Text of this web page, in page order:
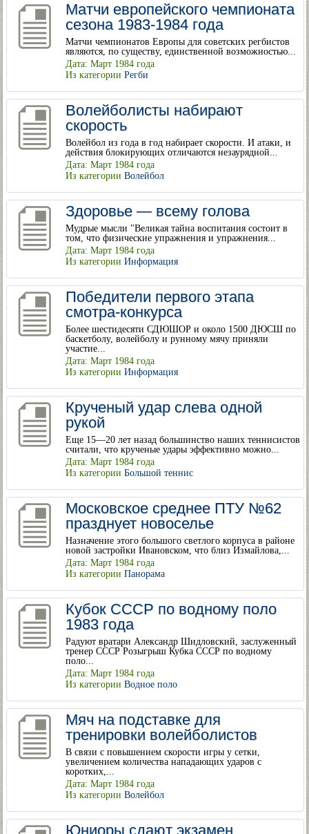
Матчи европейского чемпионата
сезона 1983-1984 года
Матчи чемпионатов Европы для советских регбистов
являются, по существу, единственной возможностью...
Дата: Март 1984 года
Из категории Регби
Волейболисты набирают
скорость
Волейбол из года в год набирает скорости. И атаки, и
действия блокирующих отличаются незаурядной...
Дата: Март 1984 года
Из категории Волейбол
Здоровье — всему голова
Мудрые мысли "Великая тайна воспитания состоит в
том, что физические упражнения и упражнения...
Дата: Март 1984 года
Из категории Информация
Победители первого этапа
смотра-конкурса
Более шестидесяти СДЮШОР и около 1500 ДЮСШ по
баскетболу, волейболу и рунному мячу приняли
участие...
Дата: Март 1984 года
Из категории Информация
Крученый удар слева одной
рукой
Еще 15—20 лет назад большинство наших теннисистов
считали, что крученые удары эффективно можно...
Дата: Март 1984 года
Из категории Большой теннис
Московское среднее ПТУ №62
празднует новоселье
Назначение этого большого светлого корпуса в районе
новой застройки Ивановском, что близ Измайлова,...
Дата: Март 1984 года
Из категории Панорама
Кубок СССР по водному поло
1983 года
Радуют вратари Александр Шидловский, заслуженный
тренер СССР Розыгрыш Кубка СССР по водному
поло...
Дата: Март 1984 года
Из категории Водное поло
Мяч на подставке для
тренировки волейболистов
В связи с повышением скорости игры у сетки,
увеличением количества нападающих ударов с
коротких,...
Дата: Март 1984 года
Из категории Волейбол
Юниоры сдают экзамен